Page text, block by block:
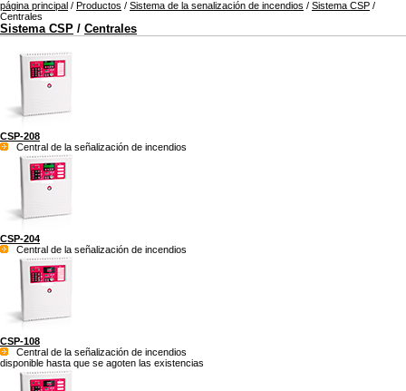
página principal / Productos / Sistema de la senalización de incendios / Sistema CSP /
Centrales
Sistema CSP / Centrales
CSP-208
Central de la señalización de incendios
CSP-204
Central de la señalización de incendios
CSP-108
Central de la señalización de incendios
disponible hasta que se agoten las existencias